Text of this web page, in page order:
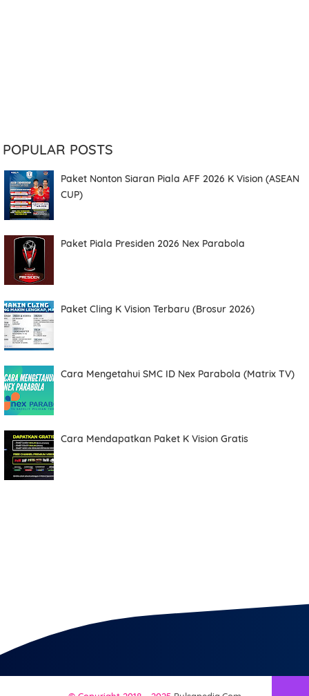
POPULAR POSTS
Paket Nonton Siaran Piala AFF 2026 K Vision (ASEAN
CUP)
Paket Piala Presiden 2026 Nex Parabola
Paket Cling K Vision Terbaru (Brosur 2026)
Cara Mengetahui SMC ID Nex Parabola (Matrix TV)
Cara Mendapatkan Paket K Vision Gratis